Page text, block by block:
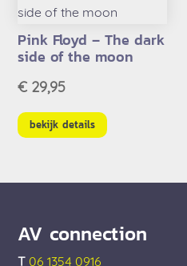
Pink Floyd – The dark
side of the moon
€ 29,95
bekijk details
AV connection
T 06 1354 0916